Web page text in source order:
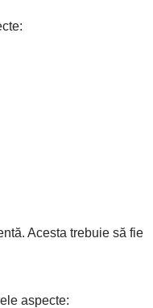
Acesta trebuie să fie
aspecte: